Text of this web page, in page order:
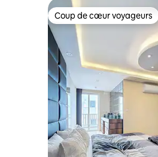
Coup de cœur voyageurs
Coup de cœur voyageurs